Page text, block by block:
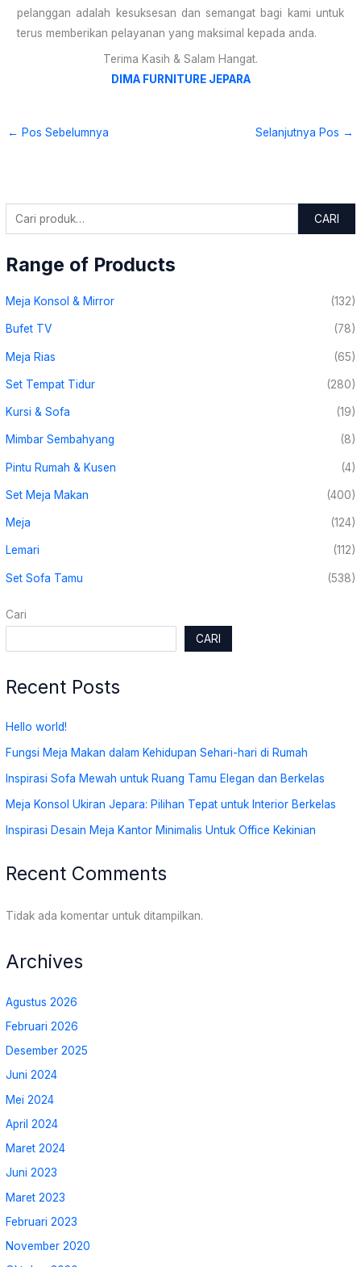
CARI
Range of Products
Meja Konsol & Mirror (132)
Bufet TV (78)
Meja Rias (65)
Set Tempat Tidur (280)
Kursi & Sofa (19)
Mimbar Sembahyang (8)
Pintu Rumah & Kusen (4)
Set Meja Makan (400)
Meja (124)
Lemari (112)
Set Sofa Tamu (538)
Cari
CARI
Recent Posts
Hello world!
Fungsi Meja Makan dalam Kehidupan Sehari-hari di Rumah
Inspirasi Sofa Mewah untuk Ruang Tamu Elegan dan Berkelas
Meja Konsol Ukiran Jepara: Pilihan Tepat untuk Interior Berkelas
Inspirasi Desain Meja Kantor Minimalis Untuk Office Kekinian
Recent Comments
Tidak ada komentar untuk ditampilkan.
Archives
Agustus 2026
Februari 2026
Desember 2025
Juni 2024
Mei 2024
April 2024
Maret 2024
Juni 2023
Maret 2023
Februari 2023
November 2020
pelanggan adalah kesuksesan dan semangat bagi kami untuk
terus memberikan pelayanan yang maksimal kepada anda.
Terima Kasih & Salam Hangat.
DIMA FURNITURE JEPARA
← Pos Sebelumnya Selanjutnya Pos →